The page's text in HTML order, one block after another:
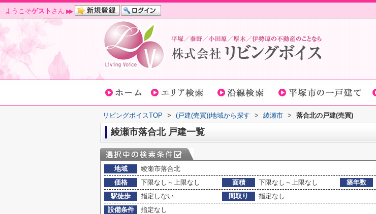
ようこそゲスト さん
リビングボイスTOP > (戸建(売買))地域から探す > 綾瀬市 > 落合北の戸建(売買)
綾瀬市落合北 戸建一覧
地域
綾瀬市落合北
価格
下限なし～上限なし 面積 下限なし～上限なし 築年数
駅徒歩
指定しない 間取り
指定なし
設備条件
指定なし